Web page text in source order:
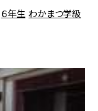
６年生 わかまつ学級